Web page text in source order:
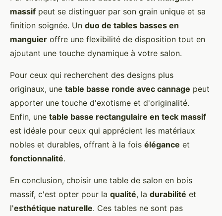
massif peut se distinguer par son grain unique et sa
finition soignée. Un duo de tables basses en
manguier offre une flexibilité de disposition tout en
ajoutant une touche dynamique à votre salon.
Pour ceux qui recherchent des designs plus
originaux, une table basse ronde avec cannage peut
apporter une touche d'exotisme et d'originalité.
Enfin, une table basse rectangulaire en teck massif
est idéale pour ceux qui apprécient les matériaux
nobles et durables, offrant à la fois élégance et
fonctionnalité.
En conclusion, choisir une table de salon en bois
massif, c'est opter pour la qualité, la durabilité et
l'esthétique naturelle. Ces tables ne sont pas